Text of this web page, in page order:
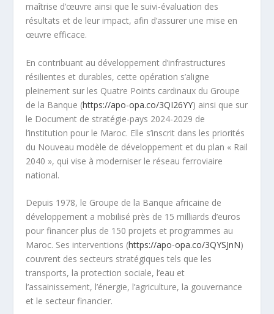
maîtrise d’œuvre ainsi que le suivi-évaluation des
résultats et de leur impact, afin d’assurer une mise en
œuvre efficace.
En contribuant au développement d’infrastructures
résilientes et durables, cette opération s’aligne
pleinement sur les Quatre Points cardinaux du Groupe
de la Banque (https://apo-opa.co/3QI26YY) ainsi que sur
le Document de stratégie-pays 2024-2029 de
l’institution pour le Maroc. Elle s’inscrit dans les priorités
du Nouveau modèle de développement et du plan « Rail
2040 », qui vise à moderniser le réseau ferroviaire
national.
Depuis 1978, le Groupe de la Banque africaine de
développement a mobilisé près de 15 milliards d’euros
pour financer plus de 150 projets et programmes au
Maroc. Ses interventions (https://apo-opa.co/3QYSJnN)
couvrent des secteurs stratégiques tels que les
transports, la protection sociale, l’eau et
l’assainissement, l’énergie, l’agriculture, la gouvernance
et le secteur financier.